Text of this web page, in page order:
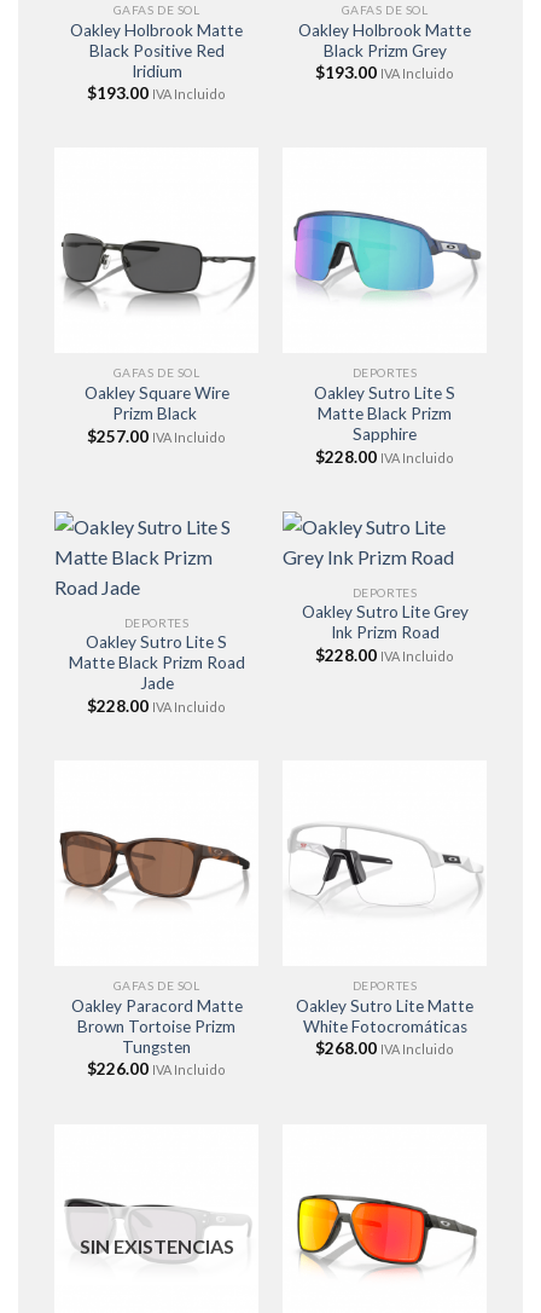
GAFAS DE SOL
Oakley Holbrook Matte
Black Positive Red
Iridium
$193.00 IVA Incluido
GAFAS DE SOL
Oakley Holbrook Matte
Black Prizm Grey
$193.00 IVA Incluido
GAFAS DE SOL
Oakley Square Wire
Prizm Black
$257.00 IVA Incluido
DEPORTES
Oakley Sutro Lite S
Matte Black Prizm
Sapphire
$228.00 IVA Incluido
DEPORTES
Oakley Sutro Lite S
Matte Black Prizm Road
Jade
$228.00 IVA Incluido
DEPORTES
Oakley Sutro Lite Grey
Ink Prizm Road
$228.00 IVA Incluido
GAFAS DE SOL
Oakley Paracord Matte
Brown Tortoise Prizm
Tungsten
$226.00 IVA Incluido
DEPORTES
Oakley Sutro Lite Matte
White Fotocromáticas
$268.00 IVA Incluido
SIN EXISTENCIAS